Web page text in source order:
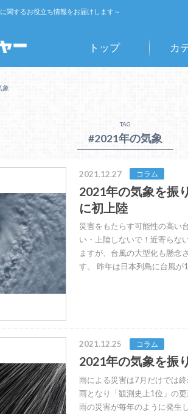
関するお役立ち情報をお届けします～
トップ カ
象
TAG
#2021年の気象
2021.12.27 コラム
2021年の気象を振
に初上陸
災害をもたらす可能性の高い
い・上陸しないで！近寄らな
ますが、台風の大型化も懸念
す。 昨年は日本列島に台風が
2021.12.25 コラム
2021年の気象を振
雨による災害は7月だけでは
雨となり「観測史上1位」の
雨の災害が毎年のように発生